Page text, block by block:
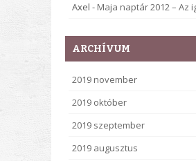
Axel - Maja naptár 2012 – Az
ARCHÍVUM
2019 november
2019 október
2019 szeptember
2019 augusztus